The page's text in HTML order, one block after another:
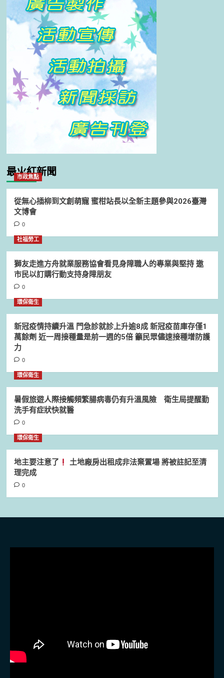
最火紅新聞
市政焦點
從無心插柳到文創萌寵 蜜柑站長以全新主題參與2026臺灣
文博會
0
社福勞工
獅友走進方舟就業服務協會看見身障職人的專業與堅持 邀
市民以訂購行動支持身障朋友
0
環保衛生
新冠疫情持續升溫 門急診就診上升逾8成 新冠疫苗庫存僅1
萬餘劑 近一周接種量是前一週的5倍 籲民眾儘速接種增防護
力
0
環保衛生
暑假旅遊人際接觸頻繁腸病毒仍有升溫風險 衛生局提醒勤
洗手有症狀快就醫
0
環保衛生
地主要注意了
土地廠房出租成非法棄置場 將被註記至清
理完成
0